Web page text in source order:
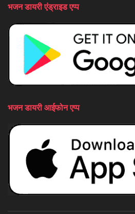
भजन डायरी एंड्राइड एप्प
भजन डायरी आईफोन एप्प